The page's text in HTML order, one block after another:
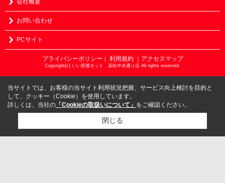
会社概要
お問い合わせ
PCサイト
プライバシーポリシー 利用規約 ｜アクセスマップ
Copyright(c) いい部屋ネット 高松中央通り店 All rights reserved.
当サイトでは、お客様の当サイト利用状況把握、サービス向上検討を目的と
して、クッキー（Cookie）を使用しています。
詳しくは、当社の 「Cookieの取扱いについて」 をご確認ください。
閉じる